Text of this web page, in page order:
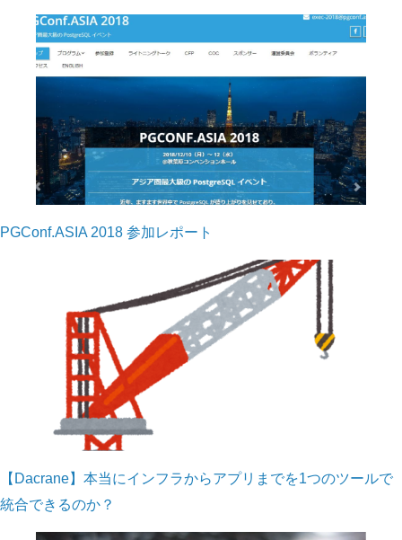
PGConf.ASIA 2018 参加レポート
【Dacrane】本当にインフラからアプリまでを1つのツールで
統合できるのか？